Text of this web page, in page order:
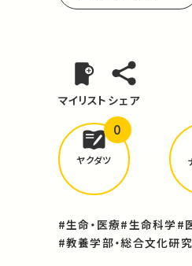
マイリスト シェア
どんな学
ヤクダツ
0
#生命・医療#生命科学 #
#教養学部・総合文化研